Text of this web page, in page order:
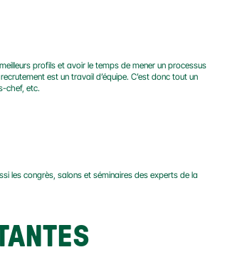
profils et avoir le temps de mener un processus
est un travail d’équipe. C’est donc tout un
chef, etc.
les congrès, salons et séminaires des experts de la